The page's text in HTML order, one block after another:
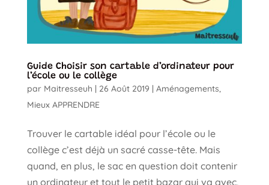
Guide Choisir son cartable d’ordinateur pour
l’école ou le collège
par Maitresseuh 26 Août 2019 Aménagements,
Mieux APPRENDRE
Trouver le cartable idéal pour l’école ou le
collège c’est déjà un sacré casse-tête. Mais
quand, en plus, le sac en question doit contenir
un ordinateur et tout le petit bazar qui va avec,